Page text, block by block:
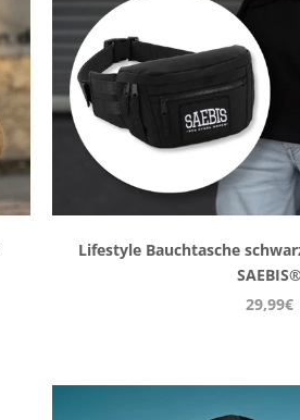
Lifestyle Bauchtasche
SAEBIS®
29,99€